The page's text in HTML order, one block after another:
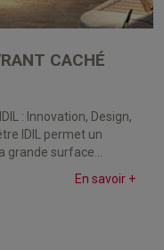
CACHÉ
: Innovation, Design,
IDIL permet un
surface...
En savoir +